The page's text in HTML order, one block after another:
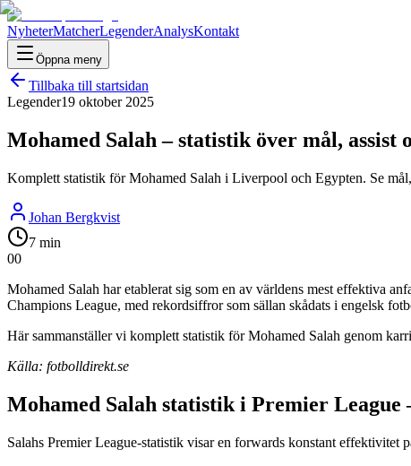
NyheterMatcherLegenderAnalysKontakt
Öppna meny
Tillbaka till startsidan
Legender19 oktober 2025
Mohamed Salah – statistik över mål,
Komplett statistik för Mohamed Salah i Liverpool och Egypten. Se
Johan Bergkvist
7 min
00
Mohamed Salah har etablerat sig som en av världens mest effektiva
Champions League, med rekordsiffror som sällan skådats i engelsk
Här sammanställer vi komplett statistik för Mohamed Salah genom
Källa: fotbolldirekt.se
Mohamed Salah statistik i Premier League
Salahs Premier League-statistik visar en forwards konstant